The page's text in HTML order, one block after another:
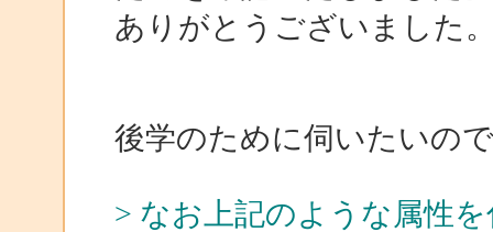
ありがとうございました
後学のために伺いたいの
> なお上記のような属性